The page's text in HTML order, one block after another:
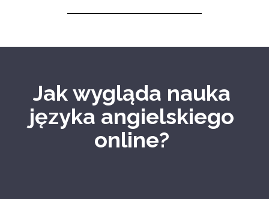
Jak wygląda nauka
języka angielskiego
online?